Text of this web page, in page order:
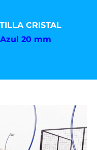
CRISTAL
20 mm